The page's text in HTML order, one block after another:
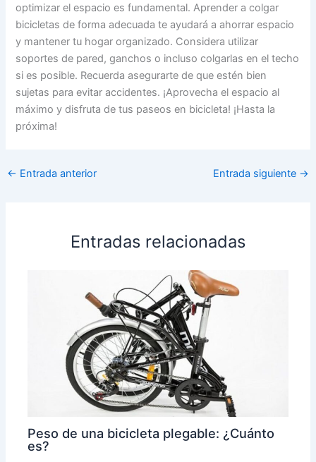
optimizar el espacio es fundamental. Aprender a colgar
bicicletas de forma adecuada te ayudará a ahorrar espacio
y mantener tu hogar organizado. Considera utilizar
soportes de pared, ganchos o incluso colgarlas en el techo
si es posible. Recuerda asegurarte de que estén bien
sujetas para evitar accidentes. ¡Aprovecha el espacio al
máximo y disfruta de tus paseos en bicicleta! ¡Hasta la
próxima!
← Entrada anterior Entrada siguiente →
Entradas relacionadas
Peso de una bicicleta plegable: ¿Cuánto
es?